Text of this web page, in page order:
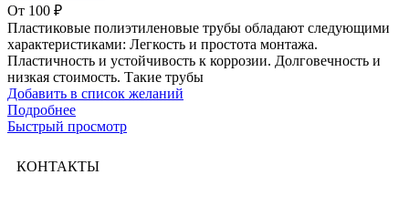
От 100 ₽
Пластиковые полиэтиленовые трубы обладают следующими
характеристиками: Легкость и простота монтажа.
Пластичность и устойчивость к коррозии. Долговечность и
низкая стоимость. Такие трубы
Добавить в список желаний
Подробнее
Быстрый просмотр
КОНТАКТЫ